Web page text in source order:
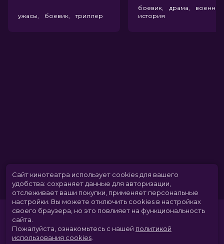
ужасы, боевик, триллер
боевик, драма,
история
Сайт кинотеатра использует cookies для вашего
удобства: сохраняет данные для авторизации,
отслеживает ваши покупки, применяет персональные
настройки. Вы можете отключить cookies в настройках
своего браузера, но это повлияет на функциональность
сайта.
Пожалуйста, ознакомьтесь с нашей политикой
использования cookies